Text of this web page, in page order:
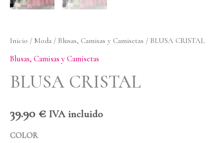
Inicio / Moda / Blusas, Camisas y Camisetas / BLUSA CRISTAL
Blusas, Camisas y Camisetas
BLUSA CRISTAL
39.90 € IVA incluido
COLOR